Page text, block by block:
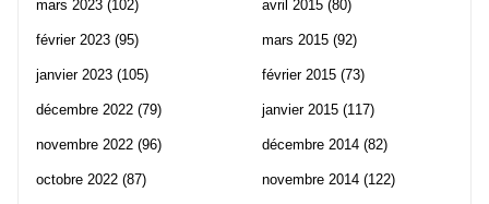
mars 2023 (102)
février 2023 (95)
janvier 2023 (105)
décembre 2022 (79)
novembre 2022 (96)
octobre 2022 (87)
avril 2015 (80)
mars 2015 (92)
février 2015 (73)
janvier 2015 (117)
décembre 2014 (82)
novembre 2014 (122)